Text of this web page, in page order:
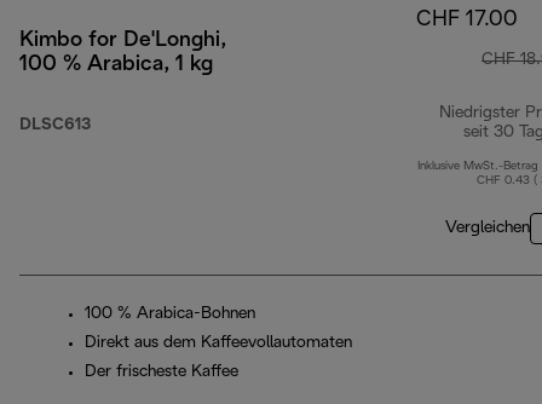
Kimbo for De'Longhi,
100 % Arabica, 1 kg
DLSC613
CHF 17.00
CHF
Niedrigster
seit 30
Inklusive MwSt.-Betrag
CHF 0.43 (
Vergleichen
100 % Arabica-Bohnen
Direkt aus dem Kaffeevollautomaten
Der frischeste Kaffee